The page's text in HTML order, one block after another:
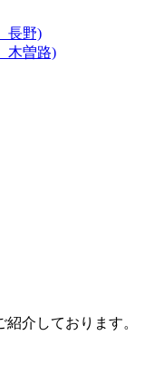
長野)
木曽路)
介しております。